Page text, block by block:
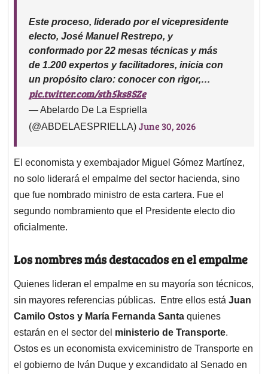
Este proceso, liderado por el vicepresidente
electo, José Manuel Restrepo, y
conformado por 22 mesas técnicas y más
de 1.200 expertos y facilitadores, inicia con
un propósito claro: conocer con rigor,…
pic.twitter.com/sth5ks8SZe
— Abelardo De La Espriella
(@ABDELAESPRIELLA) June 30, 2026
El economista y exembajador Miguel Gómez Martínez,
no solo liderará el empalme del sector hacienda, sino
que fue nombrado ministro de esta cartera. Fue el
segundo nombramiento que el Presidente electo dio
oficialmente.
Los nombres más destacados en el empalme
Quienes lideran el empalme en su mayoría son técnicos,
sin mayores referencias públicas. Entre ellos está Juan
Camilo Ostos y María Fernanda Santa quienes
estarán en el sector del ministerio de Transporte.
Ostos es un economista exviceministro de Transporte en
el gobierno de Iván Duque y excandidato al Senado en